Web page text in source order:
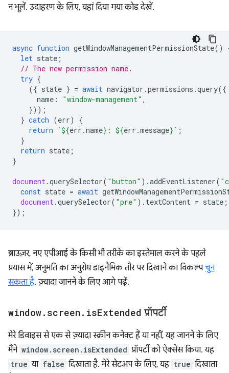
न भूलें. उदाहरण के लिए, यहां दिया गया कोड देखें.
async function getWindowManagementPermissionState()
let state ;
// The new permission name.
try {
({ state } = await navigator .permissions .query({
name : "window-management" ,
}));
} catch (err)
{
return
`${err .name} : ${err .message} ` ;
}
return state ;
}
document.querySelector( "button" ).addEventListener(
const state = await
document.querySelector( "pre" ). textContent = state ;
});
ब्राउज़र, नए एपीआई के किसी भी तरीके का इस्तेमाल करने के पहले
प्रयास में, अनुमति का अनुरोध डाइनैमिक तौर पर दिखाने का विकल्पचुन
सकता है. ज़्यादा जानने के लिए आगे पढ़ें.
window. screen . isExtended प्रॉपर्टी
मेरे डिवाइस से एक से ज़्यादा स्क्रीन कनेक्ट हैं या नहीं, यह जानने के लिए
मैंने window.screen.isExtended प्रॉपर्टी को ऐक्सेस किया. यह
true या false दिखाता है. मेरे सेटअप के लिए, यह true दिखाता